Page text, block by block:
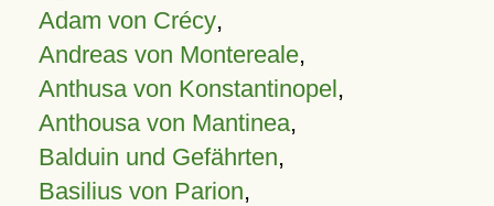
Adam von Crécy,
Andreas von Montereale,
Anthusa von Konstantinopel,
Anthousa von Mantinea,
Balduin und Gefährten,
Basilius von Parion,